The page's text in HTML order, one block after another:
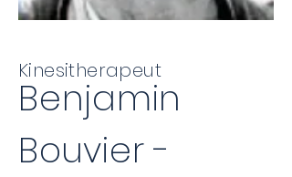
Benjamin
Bouvier -
Kinesitherapeut